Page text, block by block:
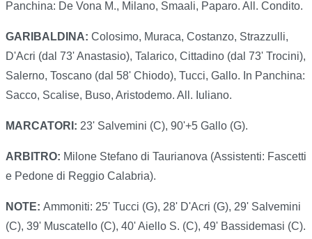
Panchina: De Vona M., Milano, Smaali, Paparo. All. Condito.
GARIBALDINA: Colosimo, Muraca, Costanzo, Strazzulli,
D'Acri (dal 73' Anastasio), Talarico, Cittadino (dal 73' Trocini),
Salerno, Toscano (dal 58' Chiodo), Tucci, Gallo. In Panchina:
Sacco, Scalise, Buso, Aristodemo. All. Iuliano.
MARCATORI: 23' Salvemini (C), 90'+5 Gallo (G).
ARBITRO: Milone Stefano di Taurianova (Assistenti: Fascetti
e Pedone di Reggio Calabria).
NOTE: Ammoniti: 25' Tucci (G), 28' D'Acri (G), 29' Salvemini
(C), 39' Muscatello (C), 40' Aiello S. (C), 49' Bassidemasi (C).